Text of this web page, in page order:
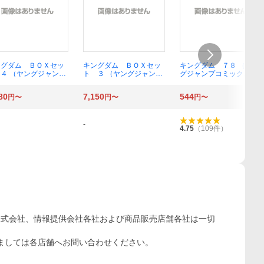
グダム ＢＯＸセッ
（ヤングジャンプ
キングダム ＢＯＸセッ
ト ３ （ヤングジャンプ
キングダム ７８ （ヤン
グジャンプコミックス）
円〜 7,150円〜 544円〜
- 4.75 （ 109件）
会社、情報提供会社各社および商品販売店舗各社は一切
ては各店舗へお問い合わせください。